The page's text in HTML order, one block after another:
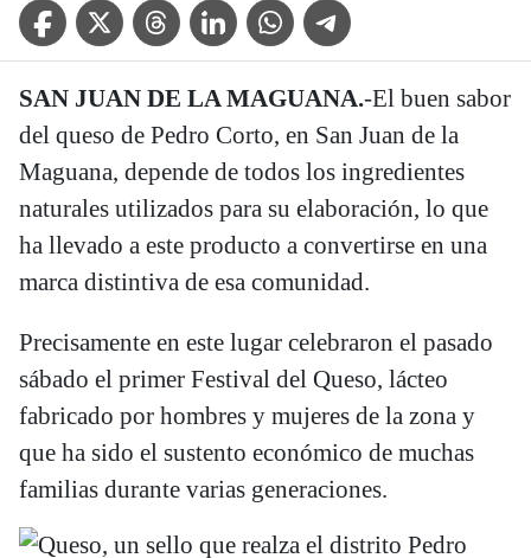
Facebook IconTwitter IconThreads IconLinkedin IconWhatsApp IconTelegram Icon
SAN JUAN DE LA MAGUANA.-El buen sabor
del queso de Pedro Corto, en San Juan de la
Maguana, depende de todos los ingredientes
naturales utilizados para su elaboración, lo que
ha llevado a este producto a convertirse en una
marca distintiva de esa comunidad.
Precisamente en este lugar celebraron el pasado
sábado el primer Festival del Queso, lácteo
fabricado por hombres y mujeres de la zona y
que ha sido el sustento económico de muchas
familias durante varias generaciones.